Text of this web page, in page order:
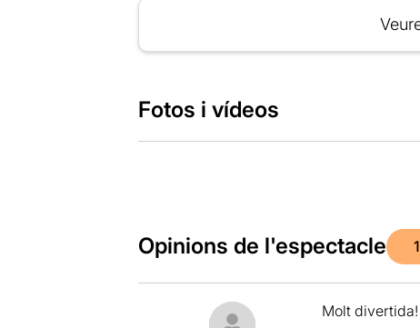
Fotos i vídeos
Opinions de l'espectacle
Molt